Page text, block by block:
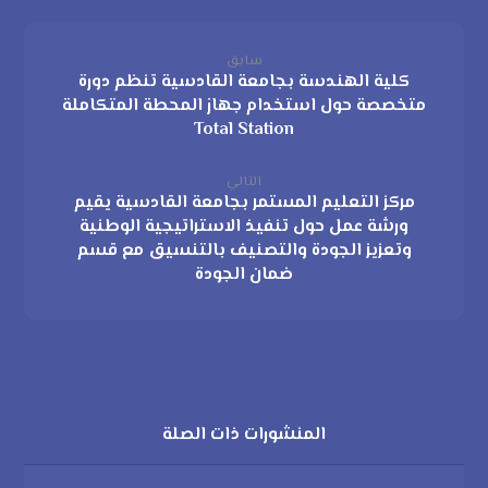
سابق
كلية الهندسة بجامعة القادسية تنظم دورة
متخصصة حول استخدام جهاز المحطة المتكاملة
Total Station
التالي
مركز التعليم المستمر بجامعة القادسية يقيم
ورشة عمل حول تنفيذ الاستراتيجية الوطنية
وتعزيز الجودة والتصنيف بالتنسيق مع قسم
ضمان الجودة
المنشورات ذات الصلة